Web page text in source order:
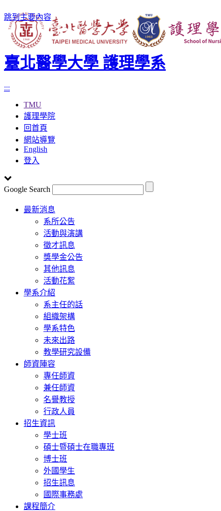
跳到主要內容
臺北醫學大學 護理學系
:::
TMU
護理學院
回首頁
網站導覽
English
登入
Google Search
Toggle
navigation
最新消息
系所公告
活動與演講
徵才訊息
獎學金公告
其他訊息
活動花絮
學系介紹
系主任的話
組織架構
學系特色
未來出路
教學研究設備
師資陣容
專任師資
兼任師資
名譽教授
行政人員
招生資訊
學士班
碩士暨碩士在職專班
博士班
外國學生
招生訊息
國際事務處
課程簡介